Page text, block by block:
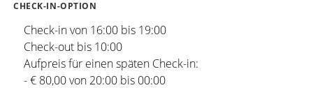
CHECK-IN-OPTION
Check-in von 16:00 bis 19:00
Check-out bis 10:00
Aufpreis für einen späten Check-in:
- € 80,00 von 20:00 bis 00:00